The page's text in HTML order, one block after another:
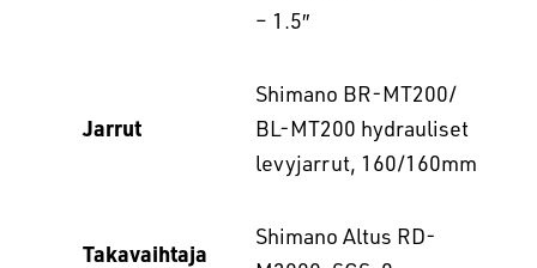
– 1.5″
Jarrut
Shimano BR-MT200/
BL-MT200 hydrauliset
levyjarrut, 160/160mm
Takavaihtaja
Shimano Altus RD-